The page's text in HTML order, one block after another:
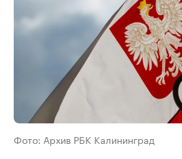
Фото: Архив РБК Калининград